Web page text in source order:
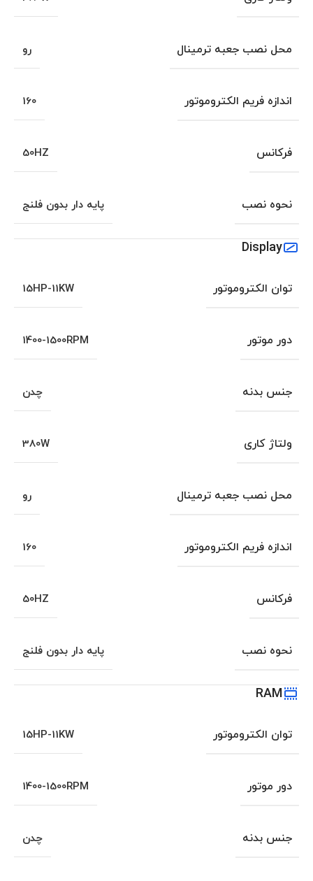
محل نصب جعبه ترمینال رو
اندازه فریم الکتروموتور 160
فرکانس 50HZ
نحوه نصب پایه دار بدون فلنج
Display
توان الکتروموتور 15HP-11KW
دور موتور 1400-1500RPM
جنس بدنه چدن
ولتاژ کاری 380W
محل نصب جعبه ترمینال رو
اندازه فریم الکتروموتور 160
فرکانس 50HZ
نحوه نصب پایه دار بدون فلنج
RAM
توان الکتروموتور 15HP-11KW
دور موتور 1400-1500RPM
جنس بدنه چدن